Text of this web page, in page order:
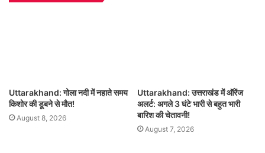
Uttarakhand: गोला नदी में नहाते समय
किशोर की डूबने से मौत!
August 8, 2026
Uttarakhand: उत्तराखंड में ऑरेंज
अलर्ट: अगले 3 घंटे भारी से बहुत भारी
बारिश की चेतावनी!
August 7, 2026